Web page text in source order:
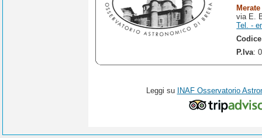
Merate
via E.
Tel. -
P.Iva:
Leggi su INAF Osservatorio